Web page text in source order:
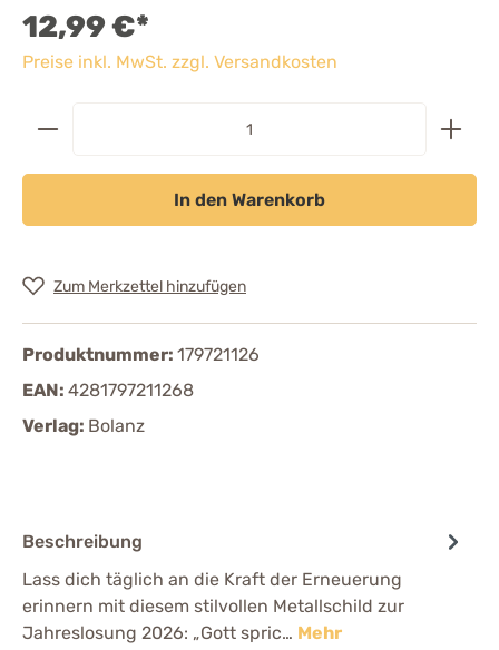
12,99 €*
Preise inkl. MwSt. zzgl. Versandkosten
In den Warenkorb
Zum Merkzettel hinzufügen
Produktnummer: 179721126
EAN: 4281797211268
Verlag: Bolanz
Beschreibung
Lass dich täglich an die Kraft der Erneuerung
erinnern mit diesem stilvollen Metallschild zur
Jahreslosung 2026: „Gott spric… Mehr